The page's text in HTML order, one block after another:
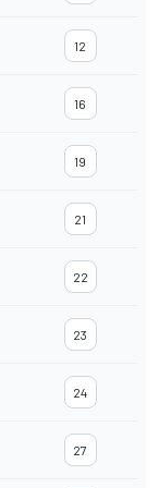
12
16
19
21
22
23
24
27